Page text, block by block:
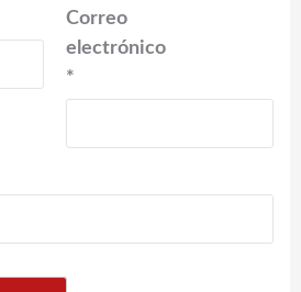
Correo
electrónico
*